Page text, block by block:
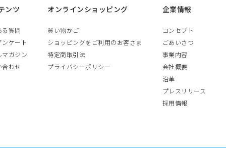
ンツ
る質問
ンケート
マガジン
合わせ
オンラインショッピング
買い物かご
ショッピングをご利用のお客さま
特定商取引法
プライバシーポリシー
企業情報
コンセプト
ごあいさつ
事業内容
会社概要
沿革
プレスリリース
採用情報